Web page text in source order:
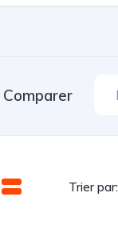
Comparer
Trier par: